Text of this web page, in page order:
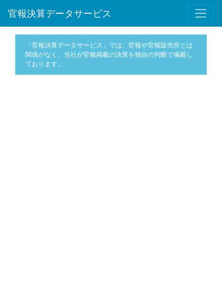
官報決算データサービス
「官報決算データサービス」では、官報や官報販売所とは
関係がなく、当社が官報掲載の決算を独自の判断で掲載し
ております。